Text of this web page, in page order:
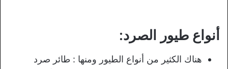
أنواع طيور الصرد:
هناك الكثير من أنواع الطيور ومنها : طائر صرد